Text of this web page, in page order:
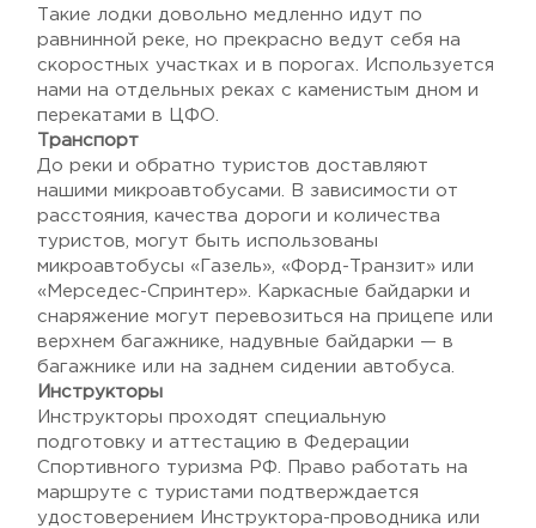
Такие лодки довольно медленно идут по
равнинной реке, но прекрасно ведут себя на
скоростных участках и в порогах. Используется
нами на отдельных реках с каменистым дном и
перекатами в ЦФО.
Транспорт
До реки и обратно туристов доставляют
нашими микроавтобусами. В зависимости от
расстояния, качества дороги и количества
туристов, могут быть использованы
микроавтобусы «Газель», «Форд-Транзит» или
«Мерседес-Спринтер». Каркасные байдарки и
снаряжение могут перевозиться на прицепе или
верхнем багажнике, надувные байдарки — в
багажнике или на заднем сидении автобуса.
Инструкторы
Инструкторы проходят специальную
подготовку и аттестацию в Федерации
Спортивного туризма РФ. Право работать на
маршруте с туристами подтверждается
удостоверением Инструктора-проводника или